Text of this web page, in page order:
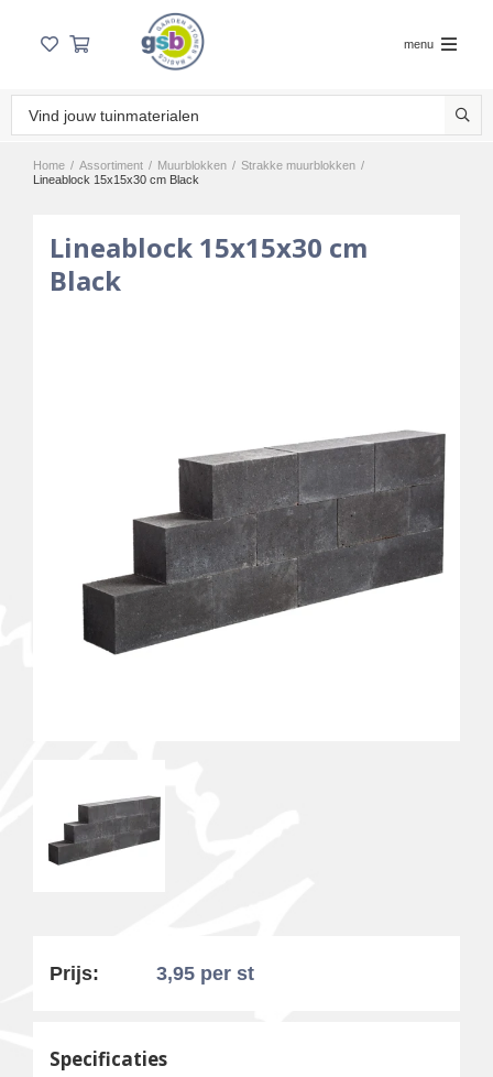
menu
Home / Assortiment / Muurblokken / Strakke muurblokken /
Lineablock 15x15x30 cm Black
Lineablock 15x15x30 cm
Black
Prijs: 3,95 per st
Specificaties